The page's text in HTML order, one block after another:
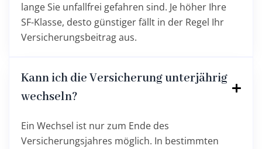
lange Sie unfallfrei gefahren sind. Je höher Ihre
SF-Klasse, desto günstiger fällt in der Regel Ihr
Versicherungsbeitrag aus.
Kann ich die Versicherung unterjährig
wechseln?
Ein Wechsel ist nur zum Ende des
Versicherungsjahres möglich. In bestimmten